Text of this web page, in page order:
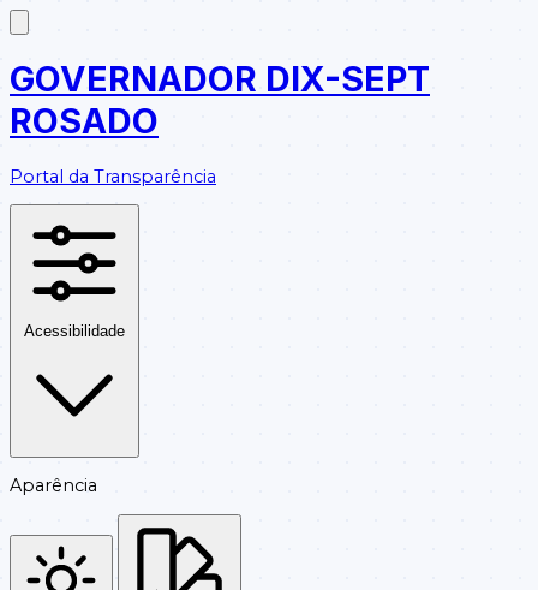
GOVERNADOR DIX-SEPT
ROSADO
Portal da Transparência
Acessibilidade
Aparência